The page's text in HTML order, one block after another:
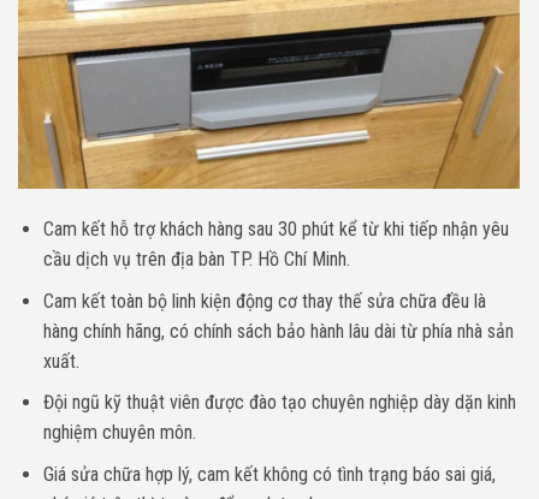
Cam kết hỗ trợ khách hàng sau 30 phút kể từ khi tiếp nhận yêu
cầu dịch vụ trên địa bàn TP. Hồ Chí Minh.
Cam kết toàn bộ linh kiện động cơ thay thế sửa chữa đều là
hàng chính hãng, có chính sách bảo hành lâu dài từ phía nhà sản
xuất.
Đội ngũ kỹ thuật viên được đào tạo chuyên nghiệp dày dặn kinh
nghiệm chuyên môn.
Giá sửa chữa hợp lý, cam kết không có tình trạng báo sai giá,